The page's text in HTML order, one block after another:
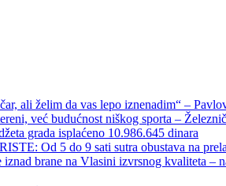
ali želim da vas lepo iznenadim“ –
već budućnost niškog sporta –
grada isplaćeno 10.986.645 dinara
Od 5 do 9 sati sutra obustava na
iznad brane na Vlasini izvrsnog kvaliteta –